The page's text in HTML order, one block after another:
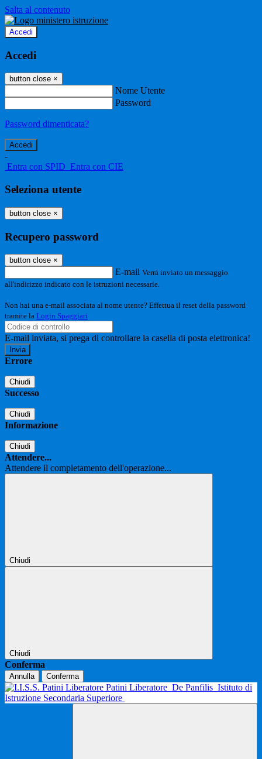
Salta al contenuto
Accedi
Accedi
button close ×
Nome Utente
Password
Password dimenticata?
-
Entra con SPID Entra con CIE
Seleziona utente
button close ×
Recupero password
button close ×
E-mail Verrà inviato un messaggio
all'indirizzo indicato con le istruzioni necessarie.
Non hai una e-mail associata al nome utente? Effettua il reset della password
tramite la Login Spaggiari
E-mail inviata, si prega di controllare la casella di posta elettronica!
Errore
Chiudi
Successo
Chiudi
Informazione
Chiudi
Attendere...
Attendere il completamento dell'operazione...
Chiudi
Chiudi
Conferma
Annulla Conferma
Patini Liberatore De Panfilis Istituto di
Istruzione Secondaria Superiore